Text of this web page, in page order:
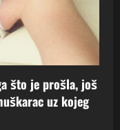
što je prošla, još
uz kojeg